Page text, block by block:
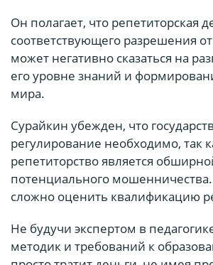
Он полагает, что репетиторская
соответствующего разрешения от
может негативно сказаться на
его уровне знаний и
мира.
Сурайкин убежден, что
регулирование необходимо, так
репетиторство является
потенциального
сложно оценить квалификацию
Не будучи экспертом в
методик и требований к